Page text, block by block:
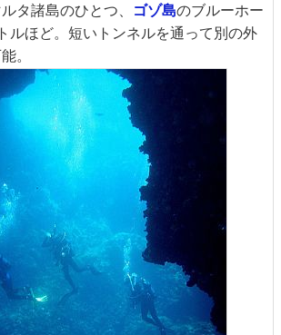
タ諸島のひとつ、 ゴゾ島のブルーホー
ルほど。短いトンネルを通って別の外
。